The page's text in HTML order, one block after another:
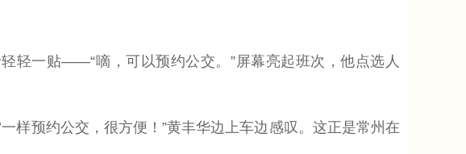
一贴——“嘀，可以预约公交。”屏幕亮起班次，他点选人
样预约公交，很方便！”黄丰华边上车边感叹。这正是常州在